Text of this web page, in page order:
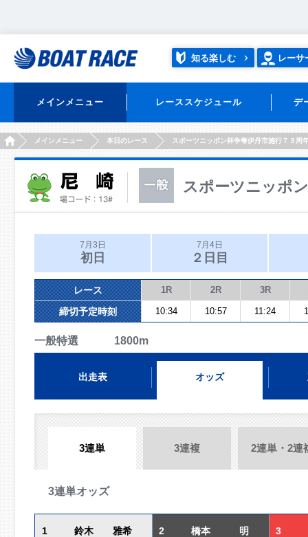
知る楽しむ レーサ
メインメニュー レーススケジュール デ
HOMEメインメニュー 本日のレース スポーツニッポン杯争奪伊丹市施行７３周
スポーツニッポ
7月3日
初日
7月4日
２日目
レース 1R 2R 3R
締切予定時刻 10:34 10:57 11:24
一般特選 1800m
出走表 オッズ
3連単 3連複 2連単・2連
3連単オッズ
1 鈴木 雅希 2 橋本 明 3